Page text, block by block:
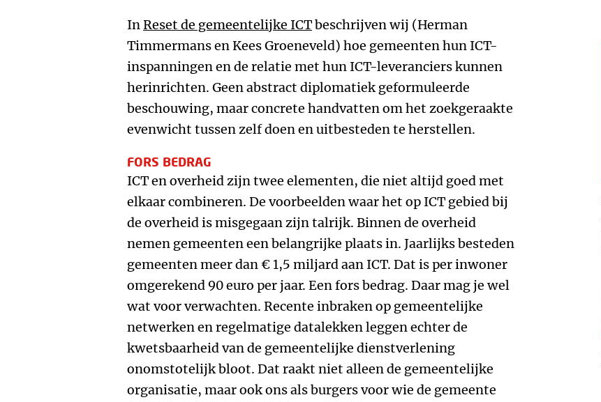
InReset de gemeentelijke ICTbeschrijven wij (Herman
Timmermans en Kees Groeneveld) hoe gemeenten hun ICT-
inspanningen en de relatie met hun ICT-leveranciers kunnen
herinrichten. Geen abstract diplomatiek geformuleerde
beschouwing, maar concrete handvatten om het zoekgeraakte
evenwicht tussen zelf doen en uitbesteden te herstellen.
FORS BEDRAG
ICT en overheid zijn twee elementen, die niet altijd goed met
elkaar combineren. De voorbeelden waar het op ICT gebied bij
de overheid is misgegaan zijn talrijk. Binnen de overheid
nemen gemeenten een belangrijke plaats in. Jaarlijks besteden
gemeenten meer dan € 1,5 miljard aan ICT. Dat is per inwoner
omgerekend 90 euro per jaar. Een fors bedrag. Daar mag je wel
wat voor verwachten. Recente inbraken op gemeentelijke
netwerken en regelmatige datalekken leggen echter de
kwetsbaarheid van de gemeentelijke dienstverlening
onomstotelijk bloot. Dat raakt niet alleen de gemeentelijke
organisatie, maar ook ons als burgers voor wie de gemeente